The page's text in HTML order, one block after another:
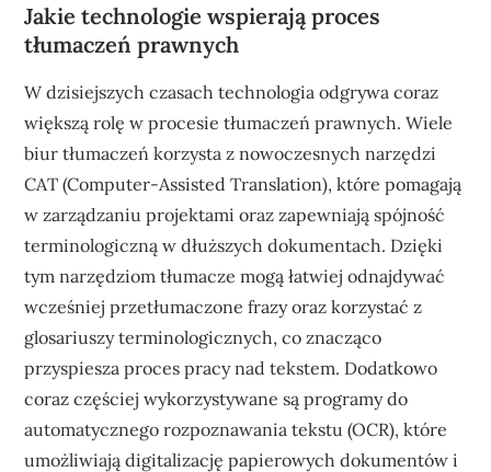
Jakie technologie wspierają proces
tłumaczeń prawnych
W dzisiejszych czasach technologia odgrywa coraz
większą rolę w procesie tłumaczeń prawnych. Wiele
biur tłumaczeń korzysta z nowoczesnych narzędzi
CAT (Computer-Assisted Translation), które pomagają
w zarządzaniu projektami oraz zapewniają spójność
terminologiczną w dłuższych dokumentach. Dzięki
tym narzędziom tłumacze mogą łatwiej odnajdywać
wcześniej przetłumaczone frazy oraz korzystać z
glosariuszy terminologicznych, co znacząco
przyspiesza proces pracy nad tekstem. Dodatkowo
coraz częściej wykorzystywane są programy do
automatycznego rozpoznawania tekstu (OCR), które
umożliwiają digitalizację papierowych dokumentów i